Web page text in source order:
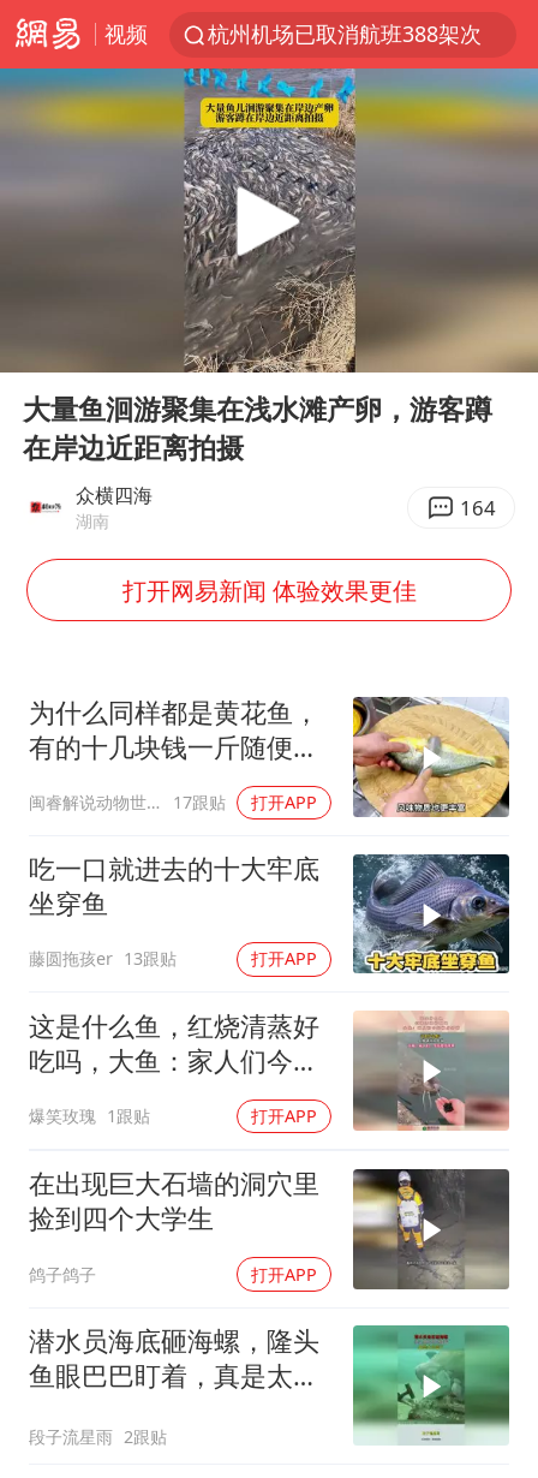
视频
杭州机场已取消航班388架次
中国籍豪华游艇富商之子在泰国被杀
白海豚北上或致京津冀暴雨
新疆一婚礼线上邀请引热议
世界第1特鲁姆普斯诺克中国赛一轮游
韩军前线部队连曝丑闻
云南一男子胃中取出180颗铁钉
以军士兵把枪口对准中国记者
奋力开创中国式现代化建设新局面
Play
大量鱼洄游聚集在浅水滩产卵，游客蹲
在岸边近距离拍摄
众横四海
湖南 164
打开网易新闻 体验效果更佳
为什么同样都是黄花鱼，
有的十几块钱一斤随便
买，有的上万块钱一斤抢
破头
闽睿解说动物世界 17跟贴 打开APP
吃一口就进去的十大牢底
坐穿鱼
藤圆拖孩er 13跟贴 打开APP
这是什么鱼，红烧清蒸好
吃吗，大鱼：家人们今天
爆笑玫瑰 1跟贴 打开APP
在出现巨大石墙的洞穴里
捡到四个大学生
鸽子鸽子 打开APP
潜水员海底砸海螺，隆头
鱼眼巴巴盯着，真是太可
段子流星雨 2跟贴